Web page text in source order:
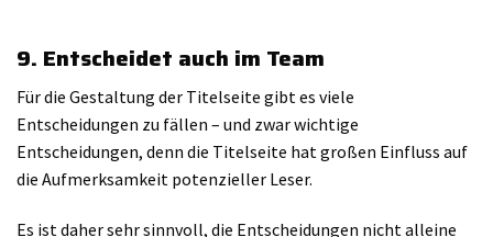
9. Entscheidet auch im Team
Für die Gestaltung der Titelseite gibt es viele
Entscheidungen zu fällen – und zwar wichtige
Entscheidungen, denn die Titelseite hat großen Einfluss auf
die Aufmerksamkeit potenzieller Leser.
Es ist daher sehr sinnvoll, die Entscheidungen nicht alleine